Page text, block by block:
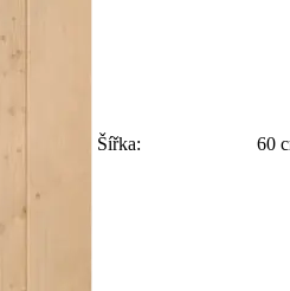
Šířka: 60